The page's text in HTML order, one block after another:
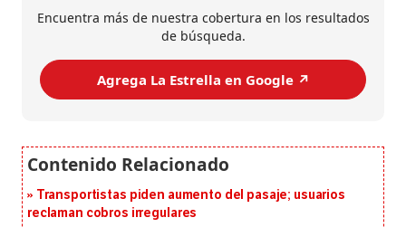
Encuentra más de nuestra cobertura en los resultados
de búsqueda.
Agrega La Estrella en Google ↗️
Transportistas piden aumento del pasaje; usuarios
reclaman cobros irregulares